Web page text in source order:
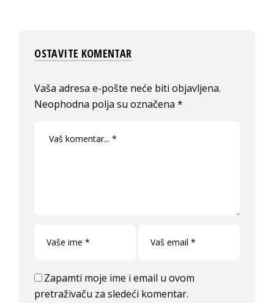
OSTAVITE KOMENTAR
Vaša adresa e-pošte neće biti objavljena.
Neophodna polja su označena*
Zapamti moje ime i email u ovom
pretraživaču za sledeći komentar.